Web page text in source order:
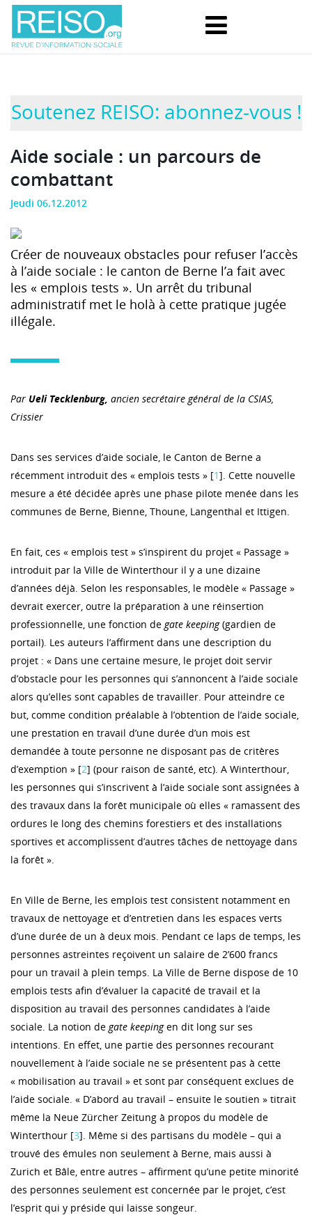
Soutenez REISO: abonnez-vous !
Aide sociale : un parcours de
combattant
Jeudi 06.12.2012
Créer de nouveaux obstacles pour refuser l’accès
à l’aide sociale : le canton de Berne l’a fait avec
les « emplois tests ». Un arrêt du tribunal
administratif met le holà à cette pratique jugée
illégale.
Par Ueli Tecklenburg, ancien secrétaire général de la CSIAS,
Crissier
Dans ses services d’aide sociale, le Canton de Berne a
récemment introduit des « emplois tests » [1]. Cette nouvelle
mesure a été décidée après une phase pilote menée dans les
communes de Berne, Bienne, Thoune, Langenthal et Ittigen.
En fait, ces « emplois test » s’inspirent du projet « Passage »
introduit par la Ville de Winterthour il y a une dizaine
d’années déjà. Selon les responsables, le modèle « Passage »
devrait exercer, outre la préparation à une réinsertion
professionnelle, une fonction de gate keeping(gardien de
portail). Les auteurs l’affirment dans une description du
projet : « Dans une certaine mesure, le projet doit servir
d’obstacle pour les personnes qui s’annoncent à l’aide sociale
alors qu’elles sont capables de travailler. Pour atteindre ce
but, comme condition préalable à l’obtention de l’aide sociale,
une prestation en travail d’une durée d’un mois est
demandée à toute personne ne disposant pas de critères
d’exemption » [2] (pour raison de santé, etc). A Winterthour,
les personnes qui s’inscrivent à l’aide sociale sont assignées à
des travaux dans la forêt municipale où elles « ramassent des
ordures le long des chemins forestiers et des installations
sportives et accomplissent d’autres tâches de nettoyage dans
la forêt ».
En Ville de Berne, les emplois test consistent notamment en
travaux de nettoyage et d’entretien dans les espaces verts
d’une durée de un à deux mois. Pendant ce laps de temps, les
personnes astreintes reçoivent un salaire de 2’600 francs
pour un travail à plein temps. La Ville de Berne dispose de 10
emplois tests afin d’évaluer la capacité de travail et la
disposition au travail des personnes candidates à l’aide
sociale. La notion de gate keepingen dit long sur ses
intentions. En effet, une partie des personnes recourant
nouvellement à l’aide sociale ne se présentent pas à cette
« mobilisation au travail » et sont par conséquent exclues de
l’aide sociale. « D’abord au travail – ensuite le soutien » titrait
même la Neue Zürcher Zeitung à propos du modèle de
Winterthour [3]. Même si des partisans du modèle – qui a
trouvé des émules non seulement à Berne, mais aussi à
Zurich et Bâle, entre autres – affirment qu’une petite minorité
des personnes seulement est concernée par le projet, c’est
l’esprit qui y préside qui laisse songeur.